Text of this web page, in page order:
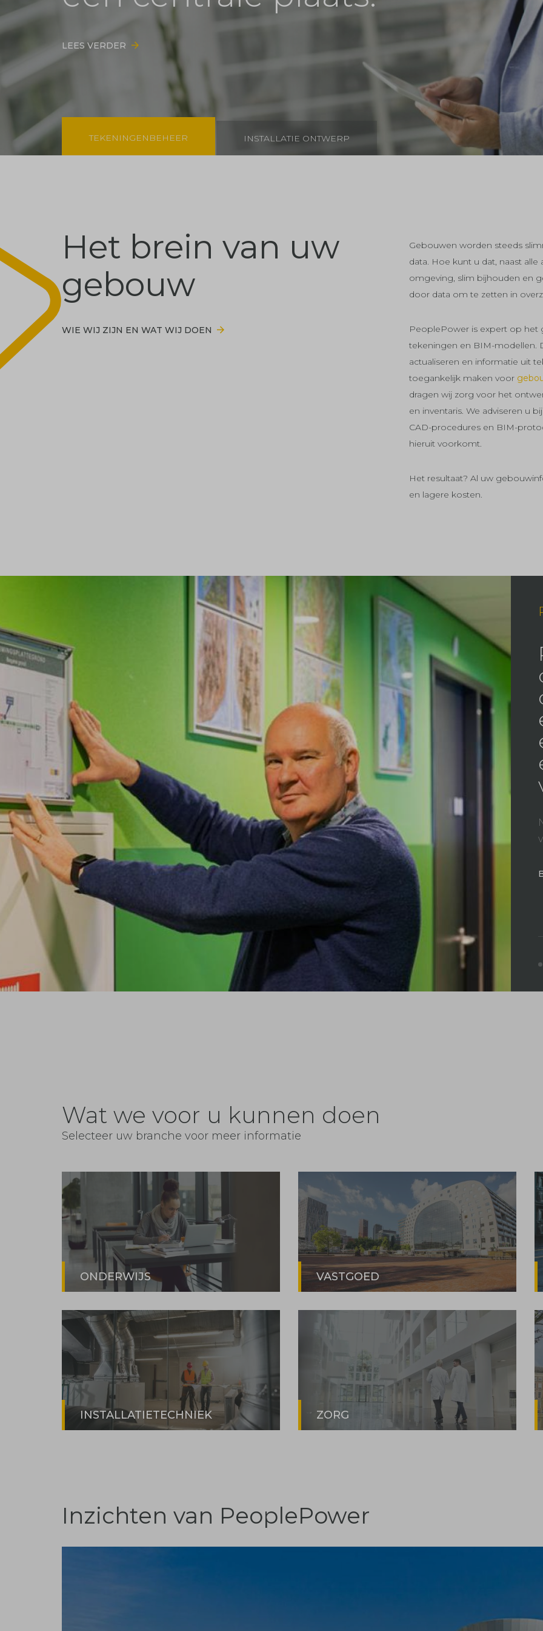
LEES VERDER
ontwerp
TEKENINGENBEHEER INSTALLATIE ONTWERP
Het brein van uw
gebouw
WIE WIJ ZIJN EN WAT WIJ DOEN
Gebouwen worden steeds
data. Hoe kunt u dat, naast
omgeving, slim bijhouden en
door data om te zetten in
PeoplePower is expert op het
tekeningen en BIM-modellen.
actualiseren en informatie uit
toegankelijk maken voor
dragen wij zorg voor het
en inventaris. We adviseren u
CAD-procedures en BIM-
hieruit voorkomt.
Het resultaat? Al uw
en lagere kosten.
Wat we voor u kunnen doen
Selecteer uw branche voor meer informatie
ONDERWIJS VASTGOED
INSTALLATIETECHNIEK ZORG
Inzichten van PeoplePower